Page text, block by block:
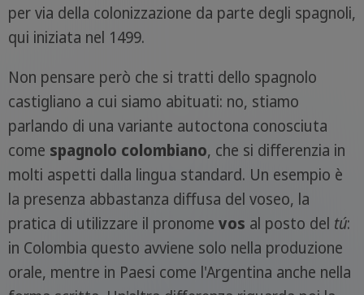
per via della colonizzazione da parte degli spagnoli,
qui iniziata nel 1499.
Non pensare però che si tratti dello spagnolo
castigliano a cui siamo abituati: no, stiamo
parlando di una variante autoctona conosciuta
come spagnolo colombiano, che si differenzia in
molti aspetti dalla lingua standard. Un esempio è
la presenza abbastanza diffusa del voseo, la
pratica di utilizzare il pronome vos al posto del tú:
in Colombia questo avviene solo nella produzione
orale, mentre in Paesi come l'Argentina anche nella